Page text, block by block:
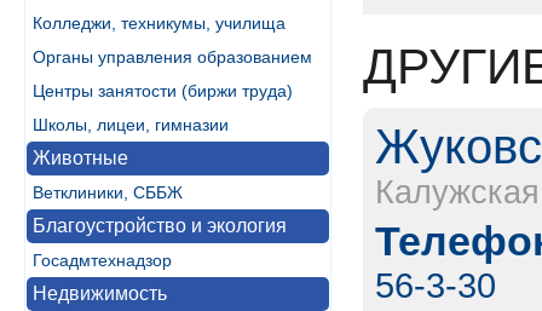
Колледжи, техникумы, училища
Органы управления образованием
Центры занятости (биржи труда)
Школы, лицеи, гимназии
Животные
Ветклиники, СББЖ
Благоустройство и экология
Госадмтехнадзор
Недвижимость 56-3-30